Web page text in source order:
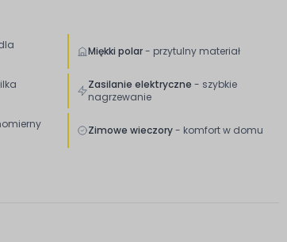
Miękki polar- przytulny materiał
Zasilanie elektryczne - szybkie
nagrzewanie
Zimowe wieczory- komfort w domu